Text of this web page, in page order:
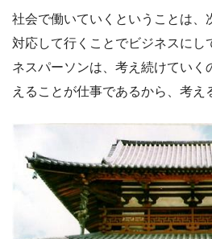
社会で働いていくということは、
対応して行くことでビジネスにし
ネスパーソンは、考え続けていく
えることが仕事であるから、考え